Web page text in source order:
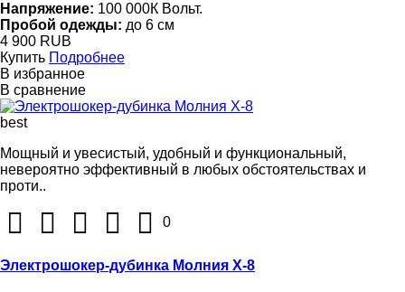
Напряжение: 100 000К Вольт.
Пробой одежды: до 6 см
4 900 RUB
Купить Подробнее
В избранное
В сравнение
best
Мощный и увесистый, удобный и функциональный,
невероятно эффективный в любых обстоятельствах и
проти..
0
Электрошокер-дубинка Молния Х-8